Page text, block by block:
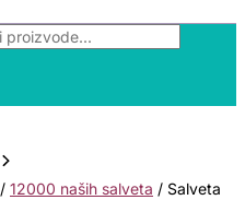
/ 12000 naših salveta / Salveta